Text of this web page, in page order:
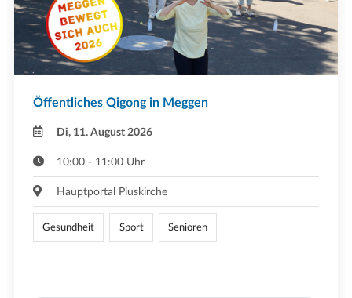
Öffentliches Qigong in Meggen
Di, 11. August 2026
10:00 - 11:00 Uhr
Hauptportal Piuskirche
Gesundheit Sport Senioren